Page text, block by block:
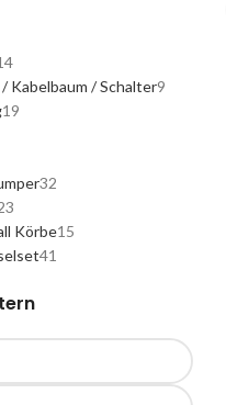
Kabelbaum / Schalter9
19
32
Körbe15
41